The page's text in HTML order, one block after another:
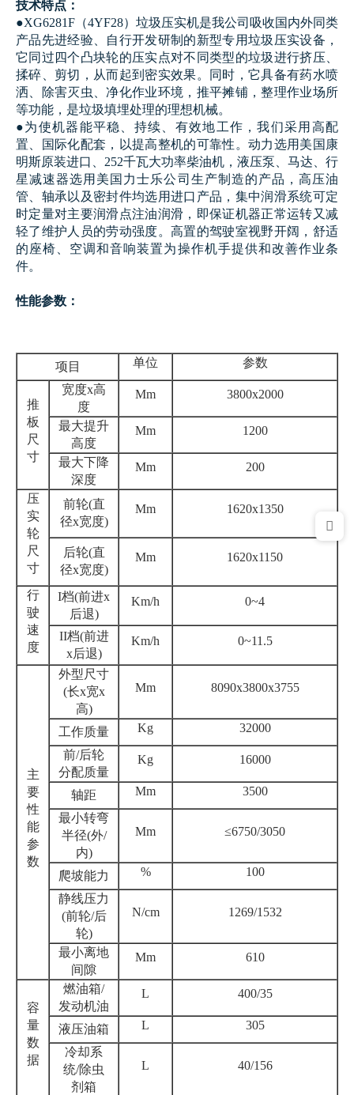
技术特点：
●XG6281F（4YF28）垃圾压实机是我公司吸收国内外同类
产品先进经验、自行开发研制的新型专用垃圾压实设备，
它同过四个凸块轮的压实点对不同类型的垃圾进行挤压、
揉碎、剪切，从而起到密实效果。同时，它具备有药水喷
洒、除害灭虫、净化作业环境，推平摊铺，整理作业场所
等功能，是垃圾填埋处理的理想机械。
●为使机器能平稳、持续、有效地工作，我们采用高配
置、国际化配套，以提高整机的可靠性。动力选用美国康
明斯原装进口、252千瓦大功率柴油机，液压泵、马达、行
星减速器选用美国力士乐公司生产制造的产品，高压油
管、轴承以及密封件均选用进口产品，集中润滑系统可定
时定量对主要润滑点注油润滑，即保证机器正常运转又减
轻了维护人员的劳动强度。高置的驾驶室视野开阔，舒适
的座椅、空调和音响装置为操作机手提供和改善作业条
件。
性能参数：
项目 单位 参数
推
板
尺
寸
宽度x高
度
Mm 3800x2000
最大提升
高度
Mm 1200
最大下降
深度
Mm 200
压
实
轮
尺
寸
前轮(直
径x宽度)
Mm 1620x1350
后轮(直
径x宽度)
Mm 1620x1150
行
驶
速
度
I档(前进x
后退)
Km/h 0~4
II档(前进
x后退)
Km/h 0~11.5
主
要
性
能
参
数
外型尺寸
(长x宽x
高)
Mm 8090x3800x3755
工作质量 Kg
32000
前/后轮
分配质量
Kg 16000
轴距 Mm
3500
最小转弯
半径(外/
内)
Mm ≤6750/3050
爬坡能力 %
100
静线压力
(前轮/后
轮)
N/cm 1269/1532
最小离地
间隙
Mm 610
容
量
数
据
燃油箱/
发动机油
L 400/35
液压油箱 L
305
冷却系
统/除虫
剂箱
L 40/156